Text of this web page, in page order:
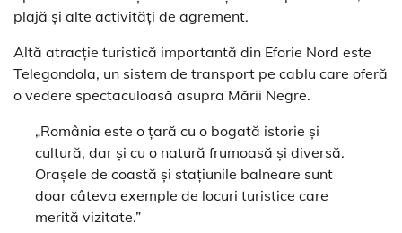
plajă și alte activități de agrement.
Altă atracție turistică importantă din Eforie Nord este
Telegondola, un sistem de transport pe cablu care oferă
o vedere spectaculoasă asupra Mării Negre.
„România este o țară cu o bogată istorie și
cultură, dar și cu o natură frumoasă și diversă.
Orașele de coastă și stațiunile balneare sunt
doar câteva exemple de locuri turistice care
merită vizitate.”